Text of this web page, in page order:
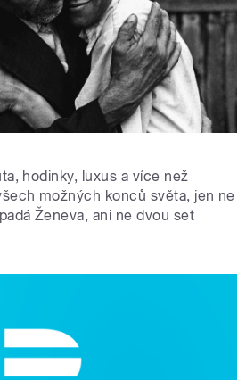
hodinky, luxus a více než
možných konců světa, jen ne
Ženeva, ani ne dvou set